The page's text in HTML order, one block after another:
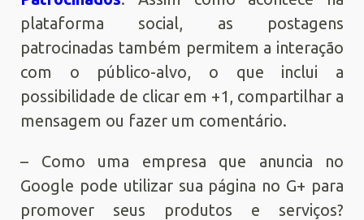
plataforma social, as postagens
patrocinadas também permitem a interação
com o público-alvo, o que inclui a
possibilidade de clicar em +1, compartilhar a
mensagem ou fazer um comentário.
– Como uma empresa que anuncia no
Google pode utilizar sua página no G+ para
promover seus produtos e serviços?